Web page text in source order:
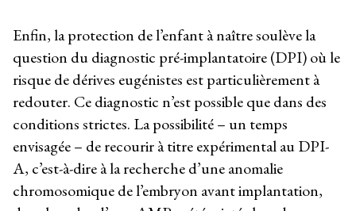
Enfin, la protection de l’enfant à naître soulève la
question du diagnostic pré-implantatoire (DPI) où le
risque de dérives eugénistes est particulièrement à
redouter. Ce diagnostic n’est possible que dans des
conditions strictes. La possibilité – un temps
envisagée – de recourir à titre expérimental au DPI-
A, c’est-à-dire à la recherche d’une anomalie
chromosomique de l’embryon avant implantation,